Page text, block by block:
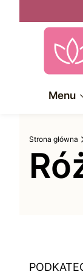
Menu
Strona główna